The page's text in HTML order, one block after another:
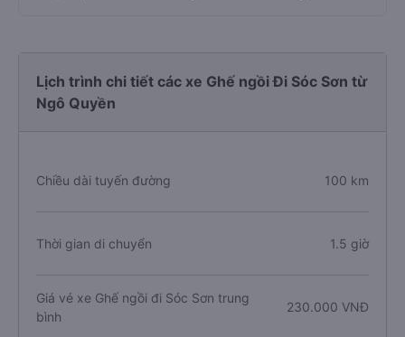
Lịch trình chi tiết các xe Ghế ngồi Đi Sóc Sơn từ
Ngô Quyền
Chiều dài tuyến đường 100 km
Thời gian di chuyển 1.5 giờ
Giá vé xe Ghế ngồi đi Sóc Sơn trung
bình
230.000 VNĐ